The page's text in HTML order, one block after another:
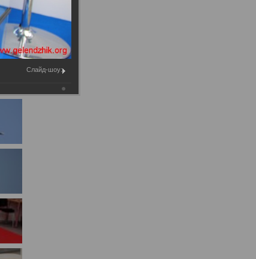
Муниципально-частное
Региональный государственный
Документы о выявлении
Слайд-шоу: